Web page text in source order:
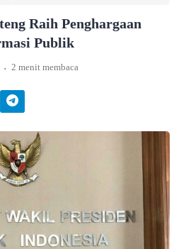
Raih Penghargaan
Publik
. 2 menit membaca